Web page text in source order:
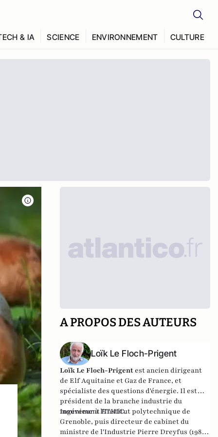
& IA SCIENCE ENVIRONNEMENT CULTURE
A PROPOS DES AUTEURS
Loïk Le Floch-Prigent
Loïk Le Floch-Prigent est ancien dirigeant
de Elf Aquitaine et Gaz de France, et
spécialiste des questions d'énergie. Il est
président de la branche industrie du
mouvement ETHIC.
Ingénieur à l'Institut polytechnique de
Grenoble, puis directeur de cabinet du
ministre de l'Industrie Pierre Dreyfus (1981-